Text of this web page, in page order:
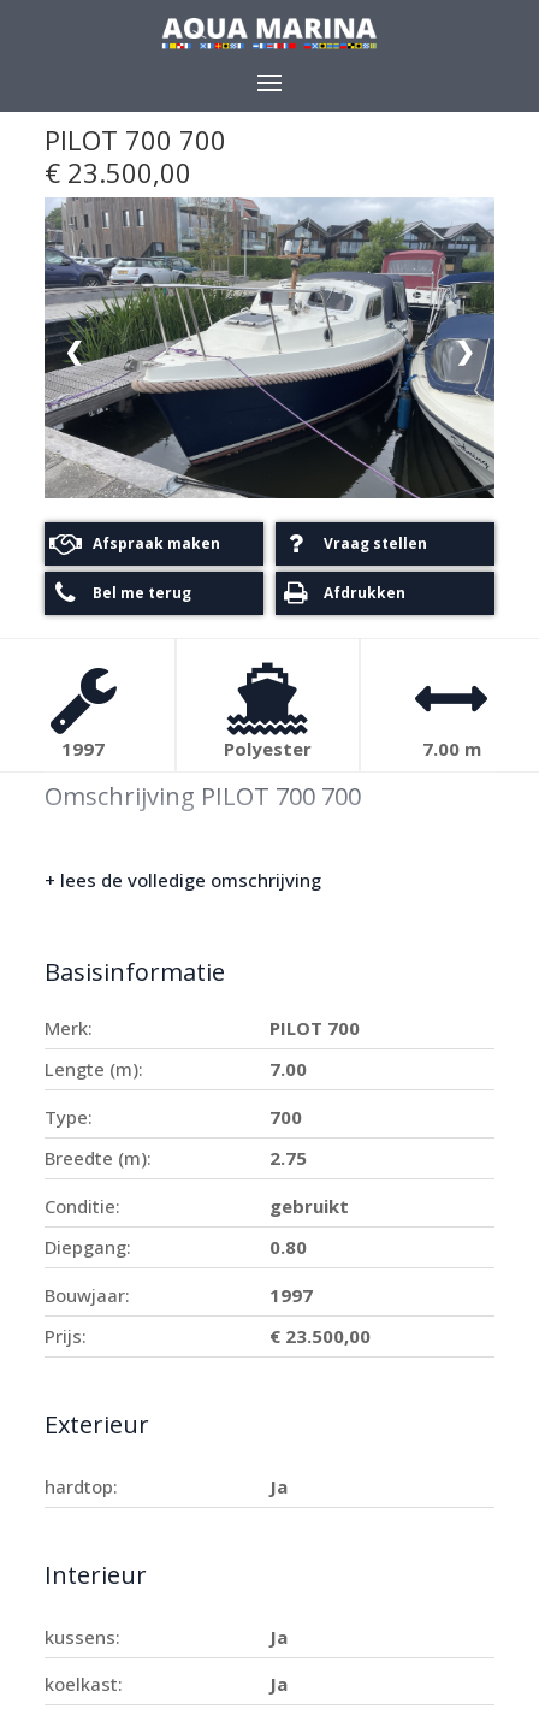
PILOT 700 700
€ 23.500,00
❮ ❯
Afspraak maken Vraag stellen
Bel me terug Afdrukken
1997 Polyester 7.00 m
Omschrijving PILOT 700 700
+ lees de volledige omschrijving
Basisinformatie
Merk:
PILOT 700
Lengte (m):
7.00
Type:
700
Breedte (m):
2.75
Conditie:
gebruikt
Diepgang:
0.80
Bouwjaar:
1997
Prijs:
€ 23.500,00
Exterieur
hardtop: Ja
Interieur
kussens:
Ja
koelkast:
Ja